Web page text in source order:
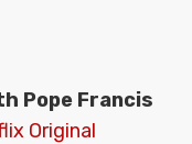
Pope Francis
Original